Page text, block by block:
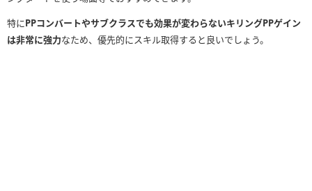
特にPPコンバートやサブクラスでも効果が変わらないキリングPPゲイン
は非常に強力なため、優先的にスキル取得すると良いでしょう。